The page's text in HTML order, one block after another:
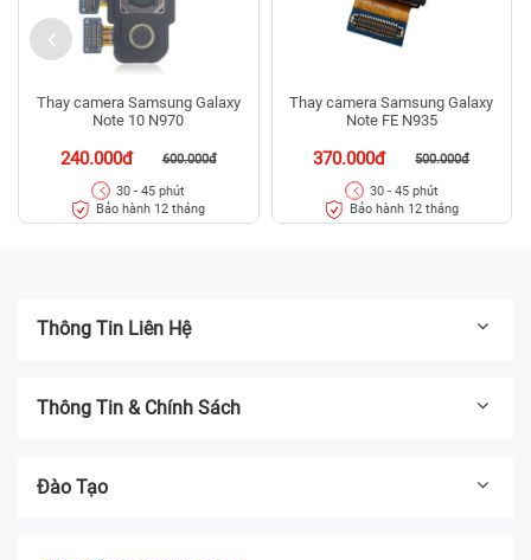
Thay camera Samsung Galaxy
Note 10 N970
240.000đ 600.000đ
30 - 45 phút
Bảo hành 12 tháng
Thay camera Samsung Galaxy
Note FE N935
370.000đ 500.000đ
30 - 45 phút
Bảo hành 12 tháng
Thông Tin Liên Hệ
Thông Tin & Chính Sách
Đào Tạo